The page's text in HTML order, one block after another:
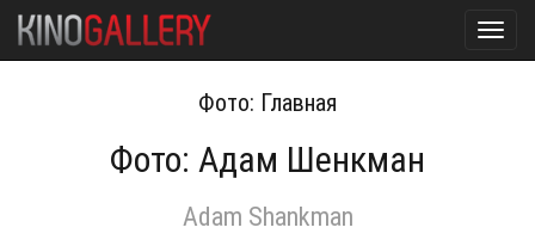
Фото: Главная
Фото: Адам Шенкман
Adam Shankman